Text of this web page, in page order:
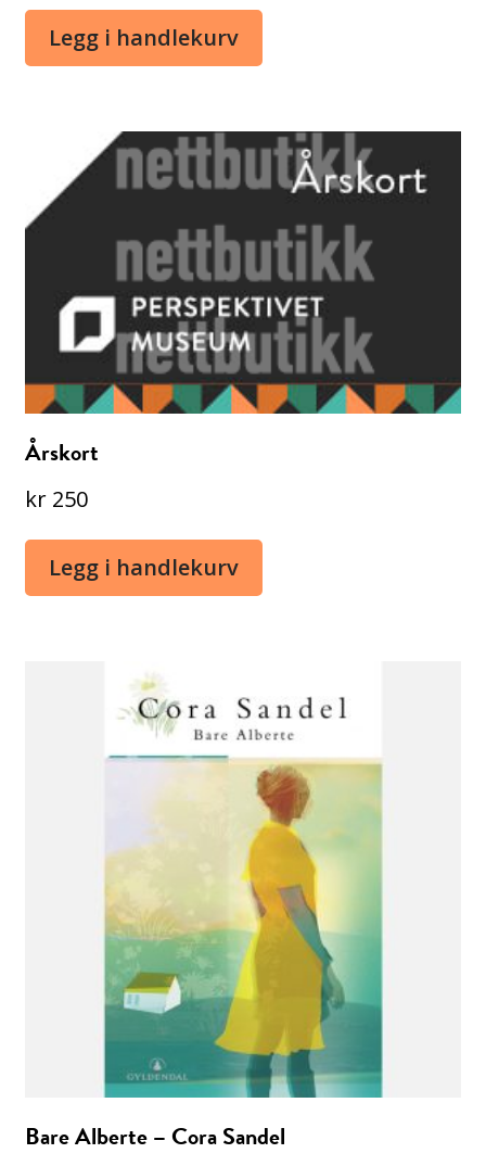
Legg i handlekurv
Årskort
kr 250
Legg i handlekurv
Bare Alberte – Cora Sandel